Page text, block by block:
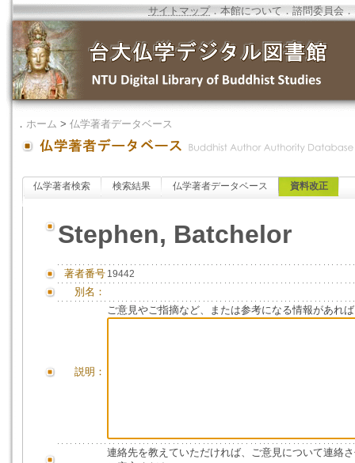
サイトマップ．本館について ．諮問委員会 ．
． ホーム > 仏学著者データベース
仏学著者検索 検索結果 仏学著者データベース 資料改正
Stephen, Batchelor
著者番号 19442
別名：
説明：
ご意見やご指摘など、または参考になる情報があれ
連絡先を教えていただければ、ご意見について連絡